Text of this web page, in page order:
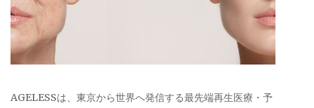
AGELESSは、東京から世界へ発信する最先端再生医療・予